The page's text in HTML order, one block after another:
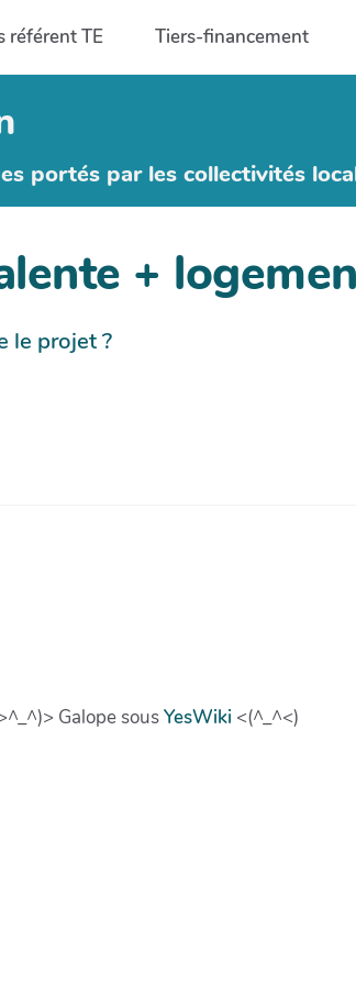
référent TE Tiers-financement
portés par les collectivités
+
le projet ?
Galope sousYesWiki <(^_^<)